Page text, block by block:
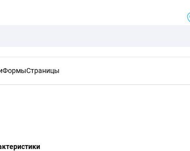
ФормыСтраницы